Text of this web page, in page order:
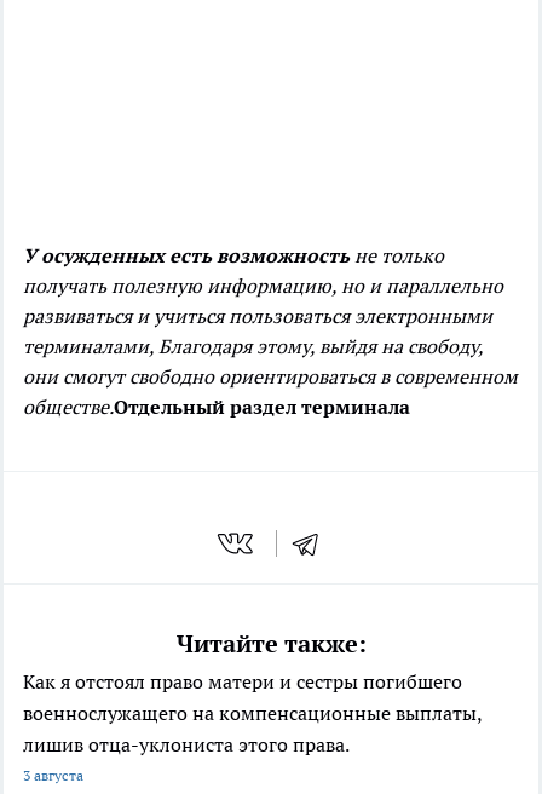
У осужденных есть возможность не только
получать полезную информацию, но и параллельно
развиваться и учиться пользоваться электронными
терминалами, Благодаря этому, выйдя на свободу,
они смогут свободно ориентироваться в современном
обществе.Отдельный раздел терминала
Читайте также:
Как я отстоял право матери и сестры погибшего
военнослужащего на компенсационные выплаты,
лишив отца-уклониста этого права.
3 августа